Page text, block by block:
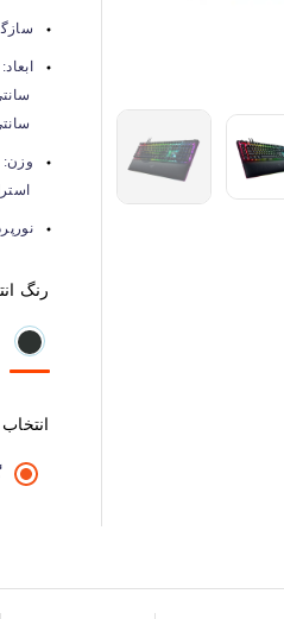
ابعاد:
وزن:
رنگ